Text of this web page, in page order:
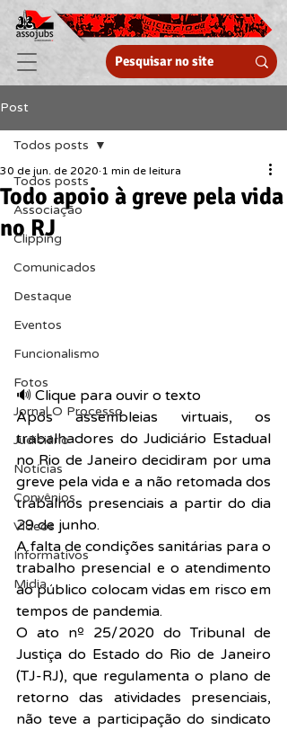
Post
Todos posts
Associação
Clipping
Comunicados
Destaque
Eventos
Funcionalismo
Fotos
Jornal O Processo
Judiciário
Notícias
Convênios
Vídeos
Informativos
Midia
Todos posts
Todo apoio à greve pela vida
no RJ
30 de jun. de 2020 1 min de leitura
🔊 Clique para ouvir o texto
Após assembleias virtuais, os
trabalhadores do Judiciário Estadual
no Rio de Janeiro decidiram por uma
greve pela vida e a não retomada dos
trabalhos presenciais a partir do dia
29 de junho.
A falta de condições sanitárias para o
trabalho presencial e o atendimento
ao público colocam vidas em risco em
tempos de pandemia.
O ato nº 25/2020 do Tribunal de
Justiça do Estado do Rio de Janeiro
(TJ-RJ), que regulamenta o plano de
retorno das atividades presenciais,
não teve a participação do sindicato